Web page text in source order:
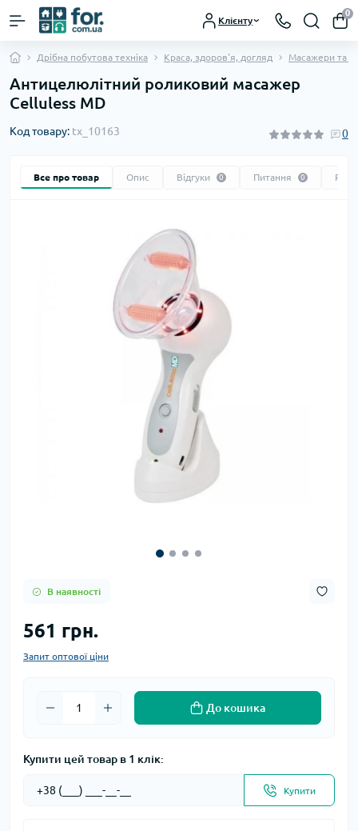
Клієнту
0
Дрібна побутова техніка Краса, здоров'я, догляд Масажери та
Антицелюлітний роликовий масажер
Celluless MD
Код товару: tx_10163 0
Все про товар Опис Відгуки 0 Питання 0
В наявності
561 грн.
Запит оптової ціни
До кошика
Купити цей товар в 1 клік:
Купити